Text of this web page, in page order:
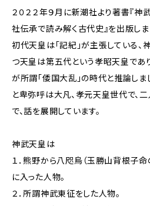
２０２２年９月に新潮社より著書『
社伝承で読み解く古代史』を出版しま
初代天皇は「記紀」が主張している
つ天皇は第五代という孝昭天皇であ
が所謂「倭国大乱」の時代と推論しま
と卑弥呼は大凡、孝元天皇世代で、
で、話を展開しています。
神武天皇は
１．熊野から八咫烏（玉勝山背根子
に入った人物。
２．所謂神武東征をした人物。